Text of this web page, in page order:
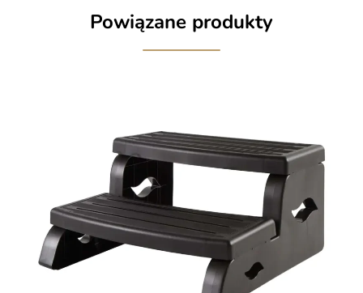
Powiązane produkty